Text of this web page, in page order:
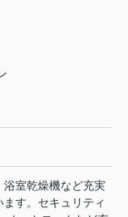
室乾燥機など充実
す。セキュリティ